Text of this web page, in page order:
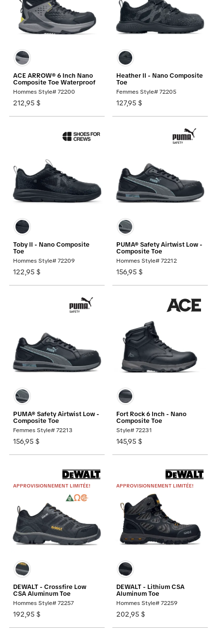
ACE ARROW® 6 Inch Nano
Composite Toe Waterproof
Hommes Style# 72200
212,95 $
Heather II - Nano Composite
Toe
Femmes Style# 72205
127,95 $
Toby II - Nano Composite
Toe
Hommes Style# 72209
122,95 $
PUMA® Safety Airtwist Low -
Composite Toe
Hommes Style# 72212
156,95 $
PUMA® Safety Airtwist Low -
Composite Toe
Femmes Style# 72213
156,95 $
Fort Rock 6 Inch - Nano
Composite Toe
Style# 72231
145,95 $
APPROVISIONNEMENT LIMITÉE!
DEWALT - Crossfire Low
CSA Aluminum Toe
Hommes Style# 72257
192,95 $
APPROVISIONNEMENT LIMITÉE!
DEWALT - Lithium CSA
Aluminum Toe
Hommes Style# 72259
202,95 $